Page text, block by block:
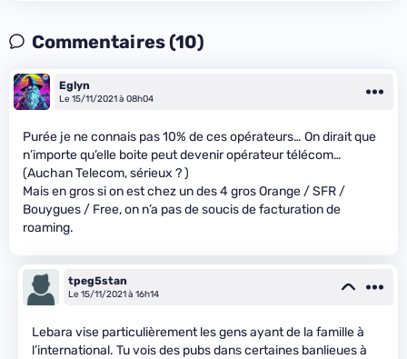
Commentaires (10)
Eglyn
Le 15/11/2021 à 08h04
Purée je ne connais pas 10% de ces opérateurs… On dirait que
n’importe qu’elle boite peut devenir opérateur télécom…
(Auchan Telecom, sérieux ? )
Mais en gros si on est chez un des 4 gros Orange / SFR /
Bouygues / Free, on n’a pas de soucis de facturation de
roaming.
tpeg5stan
Le 15/11/2021 à 16h14
Lebara vise particulièrement les gens ayant de la famille à
l’international. Tu vois des pubs dans certaines banlieues à